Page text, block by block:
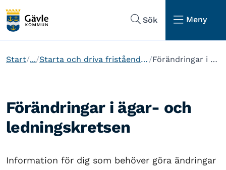
Sök
Meny
Start ... Starta och driva fristående förskola och enskild pedagogisk omsorg Förändringar i ägar- och ledningskretsen
Förändringar i ägar- och
ledningskretsen
Information för dig som behöver göra ändringar